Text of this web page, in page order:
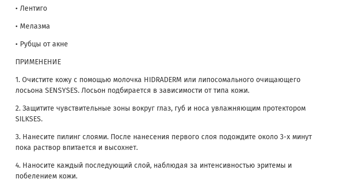
• Лентиго
• Мелазма
• Рубцы от акне
ПРИМЕНЕНИЕ
1. Очистите кожу с помощью молочка HIDRADERM или липосомального очищающего
лосьона SENSYSES. Лосьон подбирается в зависимости от типа кожи.
2. Защитите чувствительные зоны вокруг глаз, губ и носа увлажняющим протектором
SILKSES.
3. Нанесите пилинг слоями. После нанесения первого слоя подождите около 3-х минут
пока раствор впитается и высохнет.
4. Наносите каждый последующий слой, наблюдая за интенсивностью эритемы и
побелением кожи.